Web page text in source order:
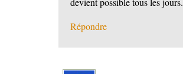
Répondre